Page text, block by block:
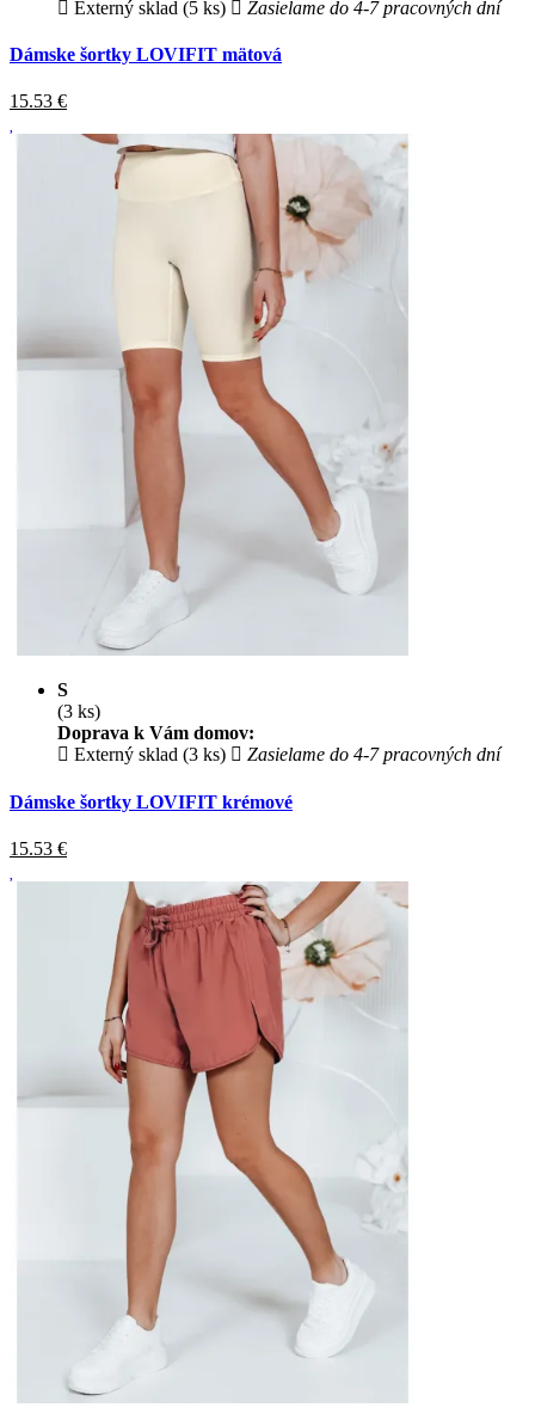
Externý sklad (5 ks) Zasielame do 4-7 pracovných dní
Dámske šortky LOVIFIT mätová
15.53 €
S
(3 ks)
Doprava k Vám domov:
Externý sklad (3 ks)
Zasielame do 4-7 pracovných dní
Dámske šortky LOVIFIT krémové
15.53 €